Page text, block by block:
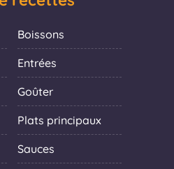
Boissons
Entrées
Goûter
Plats principaux
Sauces